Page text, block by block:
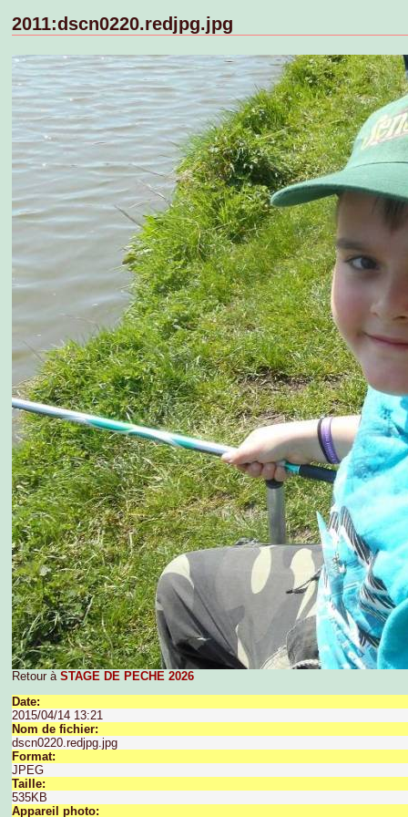
2011:dscn0220.redjpg.jpg
Retour à STAGE DE PECHE 2026
Date:
2015/04/14 13:21
Nom de fichier:
dscn0220.redjpg.jpg
Format:
JPEG
Taille:
535KB
Appareil photo: